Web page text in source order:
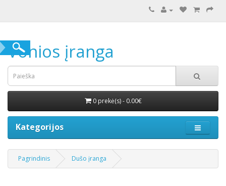
Vonios įranga
0 prekė(s) - 0.00€
Kategorijos
Pagrindinis Dušo įranga